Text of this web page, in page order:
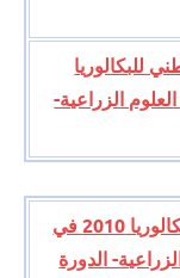
للبكالوريا
العلوم الزراعية-
موضوع الامتحان الوطني للبكالوريا 2010 في
الدورة